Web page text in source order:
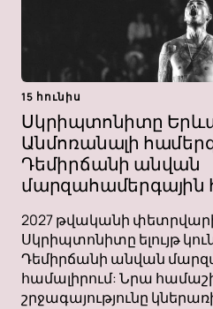
15 հունիս
Սկրիպտոնիտը
Անմոռանալի
Դեմիրճանի անվան
մարզահամերգային
2027 թվականի
Սկրիպտոնիտը ելույթ
Դեմիրճանի անվան
համալիրում: Նրա
շրջագայությունը